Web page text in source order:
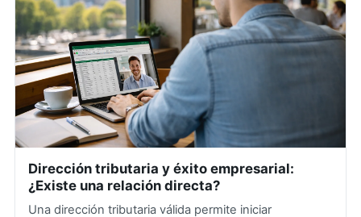
Dirección tributaria y éxito empresarial:
¿Existe una relación directa?
Una dirección tributaria válida permite iniciar